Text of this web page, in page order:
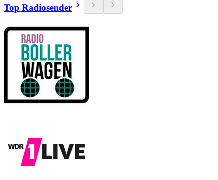
Top Radiosender